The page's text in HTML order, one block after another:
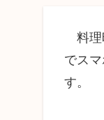
料理
でス
す。